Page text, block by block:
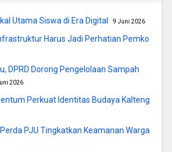
Utama Siswa di Era Digital 9 Juni 2026
Harus Jadi Perhatian Pemko
DPRD Dorong Pengelolaan Sampah
2026
Perkuat Identitas Budaya Kalteng
PJU Tingkatkan Keamanan Warga